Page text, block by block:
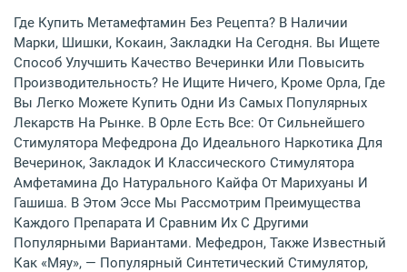
Где Купить Метамефтамин Без Рецепта? В Наличии
Марки, Шишки, Кокаин, Закладки На Сегодня. Вы Ищете
Способ Улучшить Качество Вечеринки Или Повысить
Производительность? Не Ищите Ничего, Кроме Орла, Где
Вы Легко Можете Купить Одни Из Самых Популярных
Лекарств На Рынке. В Орле Есть Все: От Сильнейшего
Стимулятора Мефедрона До Идеального Наркотика Для
Вечеринок, Закладок И Классического Стимулятора
Амфетамина До Натурального Кайфа От Марихуаны И
Гашиша. В Этом Эссе Мы Рассмотрим Преимущества
Каждого Препарата И Сравним Их С Другими
Популярными Вариантами. Мефедрон, Также Известный
Как «мяу», — Популярный Синтетический Стимулятор,